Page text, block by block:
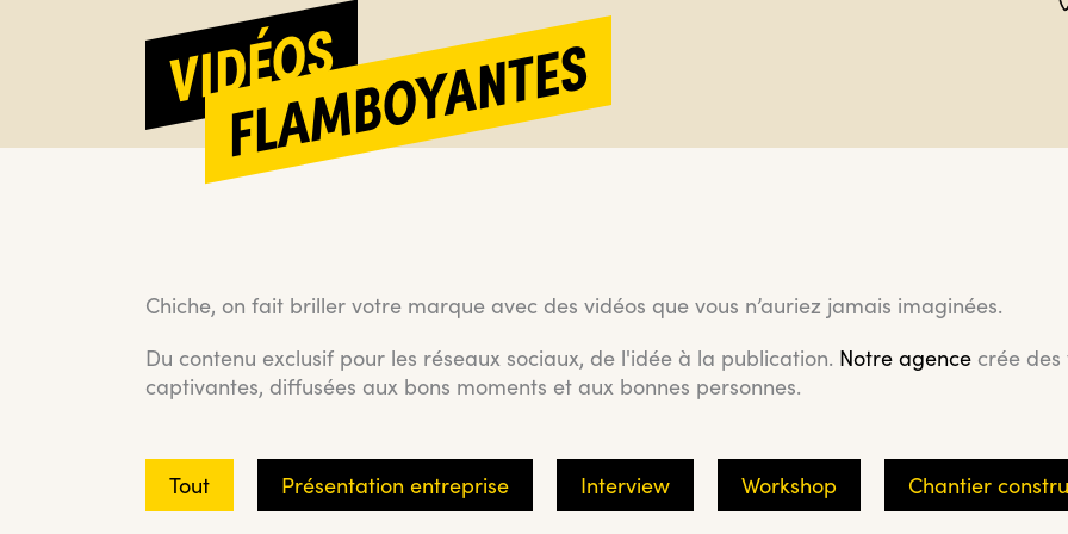
VIDÉOS
FLAMBOYANTES
Chiche, on fait briller votre marque avec des vidéos que vous n’auriez jamais imaginées.
Du contenu exclusif pour les réseaux sociaux, de l'idée à la publication. Notre agence crée des
captivantes, diffusées aux bons moments et aux bonnes personnes.
Tout Présentation entreprise Interview Workshop Chantier